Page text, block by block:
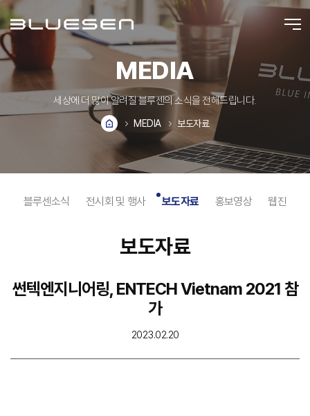
MEDIA
세상에 더 많이 알려질 블루센의 소식을 전해드립니다.
MEDIA 보도자료
블루센소식 전시회 및 행사 보도자료 홍보영상 웹진
보도자료
썬텍엔지니어링, ENTECH Vietnam 2021 참
가
2023.02.20